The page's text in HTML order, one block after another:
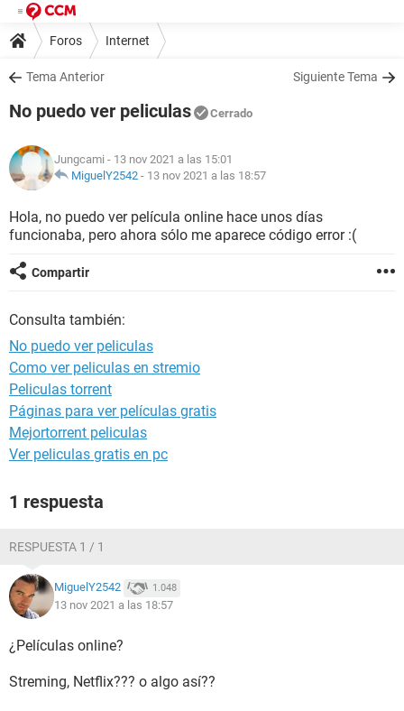
Foros Internet
Tema Anterior Siguiente Tema
No puedo ver peliculas Cerrado
Jungcami - 13 nov 2021 a las 15:01
MiguelY2542 - 13 nov 2021 a las 18:57
Hola, no puedo ver película online hace unos días
funcionaba, pero ahora sólo me aparece código error :(
Compartir
Consulta también:
No puedo ver peliculas
Como ver peliculas en stremio
Peliculas torrent
Páginas para ver películas gratis
Mejortorrent peliculas
Ver peliculas gratis en pc
1 respuesta
RESPUESTA 1 / 1
MiguelY2542 1.048
13 nov 2021 a las 18:57
¿Películas online?
Streming, Netflix??? o algo así??